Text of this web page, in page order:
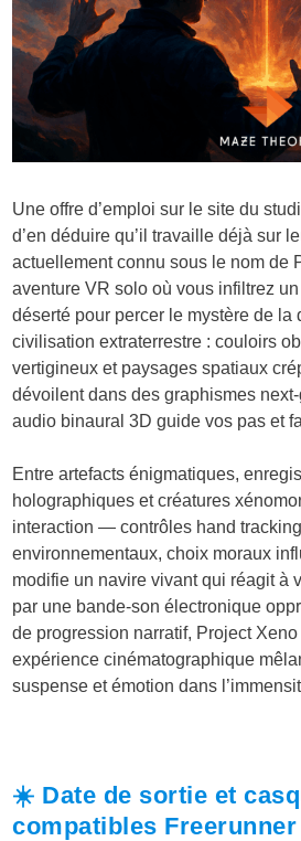
Une offre d’emploi sur le site du
d’en déduire qu’il travaille déjà sur
actuellement connu sous le nom de
aventure VR solo où vous infiltrez
déserté pour percer le mystère de la
civilisation extraterrestre : couloirs
vertigineux et paysages spatiaux
dévoilent dans des graphismes next-
audio binaural 3D guide vos pas et
Entre artefacts énigmatiques,
holographiques et créatures
interaction — contrôles hand
environnementaux, choix moraux
modifie un navire vivant qui réagit à
par une bande-son électronique
de progression narratif, Project
expérience cinématographique
suspense et émotion dans
☀️ Date de sortie et
compatibles Freerunner